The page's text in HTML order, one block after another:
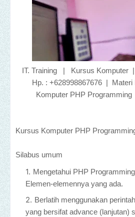
IT. Training | Kursus Komputer
Hp. : +628998867676 | Materi
Komputer PHP
Kursus Komputer PHP
Silabus umum
Mengetahui PHP
Elemen-elemennya yang ada.
Berlatih menggunakan
yang bersifat advance (lanjutan)